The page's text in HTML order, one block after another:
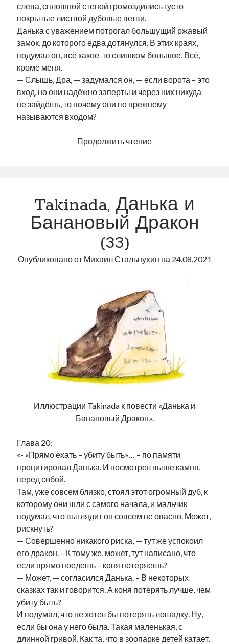
слева, сплошной стеной громоздились густо
покрытые листвой дубовые ветви.
Данька с уважением потрогал большущий ржавый
замок, до которого едва дотянулся. В этих краях,
подумал он, всё какое-то слишком большое. Всё,
кроме меня.
— Слышь, Дра, — задумался он, — если ворота – это
вход, но они надёжно заперты и через них никуда
не зайдёшь, то почему они по прежнему
называются входом?
Продолжить чтениеTakinada,
(34)
Takinada, Данька и
Банановый Дракон
(33)
Опубликовано от Михаил Стальнухин на 24.08.2021
Иллюстрации Takinada к повести «Данька и
Банановый Дракон».
Глава 20:
«- «Прямо ехать – убиту быть»… – по памяти
процитировал Данька. И посмотрел выше камня,
перед собой.
Там, уже совсем близко, стоял этот огромный дуб, к
которому они шли с самого начала, и мальчик
подумал, что выглядит он совсем не опасно. Может,
рискнуть?
— Совершенно никакого риска, — тут же успокоил
его дракон. – К тому же, может, тут написано, что
если прямо поедешь – коня потеряешь?
— Может, — согласился Данька. – В некоторых
сказках так и говорится. А коня потерять лучше, чем
убиту быть?
И подумал, что не хотел бы потерять лошадку. Ну,
если бы она у него была. Такая маленькая, с
длинной гривой. Как та, что в зоопарке детей катает.